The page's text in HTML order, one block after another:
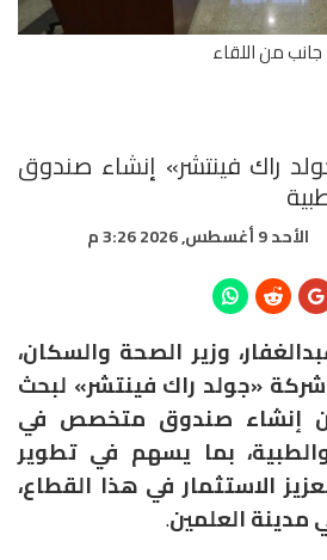
جانب من اللقاء
راك فينتشر» إنشاء صندوق
الأحد 9 أغسطس, 2026 3:26 م
وزير الصحة والسكان،
«جولد راك فينتشر» لبحث
إنشاء صندوق متخصص في
بما يسهم في تطوير
الاستثمار في هذا القطاع،
مدينة العلمين.